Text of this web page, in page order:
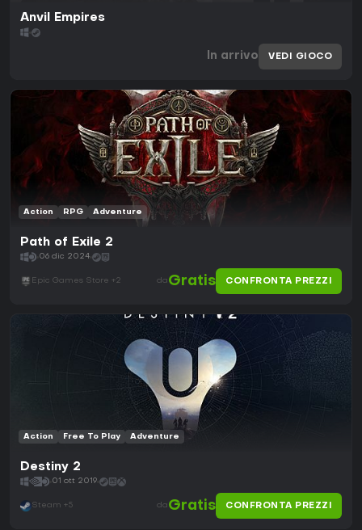
Anvil Empires
In arrivo VEDI GIOCO
Action RPG Adventure
Path of Exile 2
06 dic 2024
Epic Games Store +2 da Gratis CONFRONTA PREZZI
Action Free To Play Adventure
Destiny 2
01 ott 2019
Steam +5 da Gratis CONFRONTA PREZZI